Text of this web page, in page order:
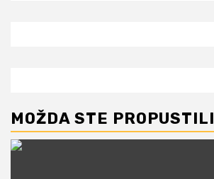
MOŽDA STE PROPUSTILI